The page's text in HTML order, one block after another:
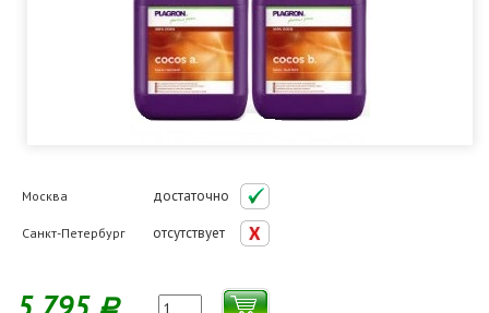
Москва достаточно
Санкт-Петербург отсутствует
Р